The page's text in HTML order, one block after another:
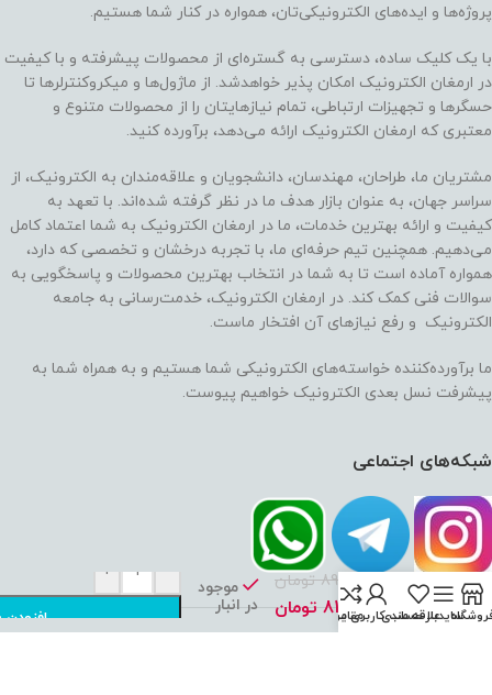
پروژه‌ها و ایده‌های الکترونیکی‌تان، همواره در کنار شما هستیم.
با یک کلیک ساده، دسترسی به گستره‌ای از محصولات پیشرفته و با کیفیت
در ارمغان الکترونیک امکان پذیر خواهدشد. از ماژول‌ها و میکروکنترلرها تا
حسگرها و تجهیزات ارتباطی، تمام نیازهایتان را از محصولات متنوع و
معتبری که ارمغان الکترونیک ارائه می‌دهد، برآورده کنید.
مشتریان ما، طراحان، مهندسان، دانشجویان و علاقه‌مندان به الکترونیک، از
سراسر جهان، به عنوان بازار هدف ما در نظر گرفته شده‌اند. با تعهد به
کیفیت و ارائه بهترین خدمات، ما در ارمغان الکترونیک به شما اعتماد کامل
می‌دهیم. همچنین تیم حرفه‌ای ما، با تجربه درخشان و تخصصی که دارد،
همواره آماده است تا به شما در انتخاب بهترین محصولات و پاسخگویی به
سوالات فنی کمک کند. در ارمغان الکترونیک، خدمت‌رسانی به جامعه
الکترونیک و رفع نیازهای آن افتخار ماست.
ما برآورده‌کننده خواسته‌های الکترونیکی شما هستیم و به همراه شما به
پیشرفت نسل بعدی الکترونیک خواهیم پیوست.
شبکه‌های اجتماعی
سایدبارعلاقه مندی
حساب کاربری من
مقایسه
ماژول
ساعت
RTC
ds1307
89,000 تومان
81,000 تومان
موجود
در انبار
-
+